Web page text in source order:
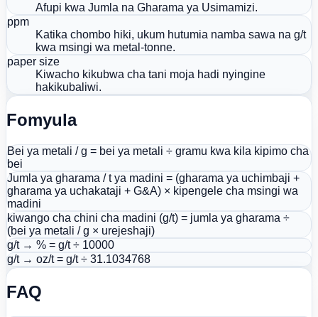
Afupi kwa Jumla na Gharama ya Usimamizi.
ppm
Katika chombo hiki, ukum hutumia namba sawa na g/t
kwa msingi wa metal-tonne.
paper size
Kiwacho kikubwa cha tani moja hadi nyingine
hakikubaliwi.
Fomyula
Bei ya metali / g = bei ya metali ÷ gramu kwa kila kipimo cha
bei
Jumla ya gharama / t ya madini = (gharama ya uchimbaji +
gharama ya uchakataji + G&A) × kipengele cha msingi wa
madini
kiwango cha chini cha madini (g/t) = jumla ya gharama ÷
(bei ya metali / g × urejeshaji)
g/t → % = g/t ÷ 10000
g/t → oz/t = g/t ÷ 31.1034768
FAQ